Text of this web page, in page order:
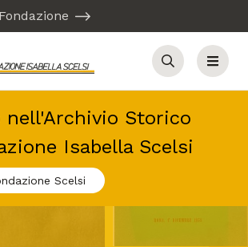
Cerca Menu
nell'Archivio Storico
Isabella Scelsi
Scelsi